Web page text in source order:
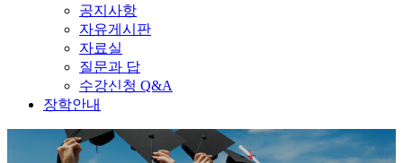
공지사항
자유게시판
자료실
질문과 답
수강신청 Q&A
장학안내